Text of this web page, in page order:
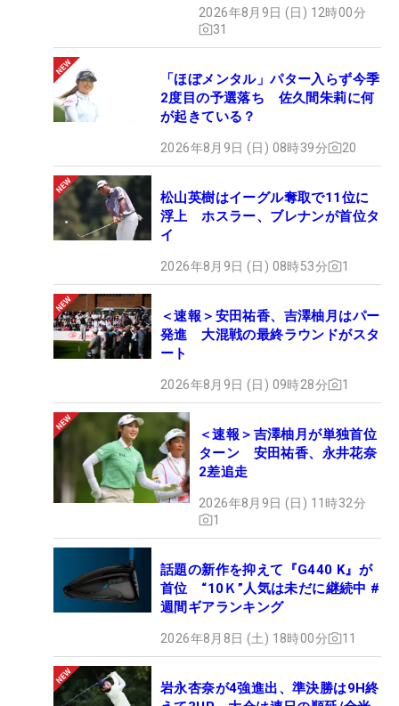
2026年8月9日 (日) 12時00分
31
「ほぼメンタル」パター入らず今季
2度目の予選落ち 佐久間朱莉に何
が起きている？
2026年8月9日 (日) 08時39分 20
松山英樹はイーグル奪取で11位に
浮上 ホスラー、ブレナンが首位タ
イ
2026年8月9日 (日) 08時53分 1
＜速報＞安田祐香、吉澤柚月はパー
発進 大混戦の最終ラウンドがスタ
ート
2026年8月9日 (日) 09時28分 1
＜速報＞吉澤柚月が単独首位
ターン 安田祐香、永井花奈
2差追走
2026年8月9日 (日) 11時32分
1
話題の新作を抑えて『G440 K』が
首位 “10Ｋ”人気は未だに継続中 #
週間ギアランキング
2026年8月8日 (土) 18時00分 11
岩永杏奈が4強進出、準決勝は9H終